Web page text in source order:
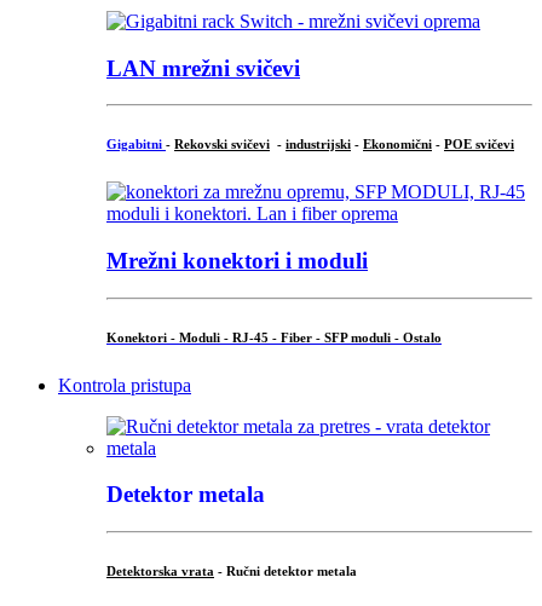
LAN mrežni svičevi
Gigabitni - Rekovski svičevi - industrijski - Ekonomični - POE svičevi
Mrežni konektori i moduli
Konektori - Moduli - RJ-45 - Fiber - SFP moduli - Ostalo
Kontrola pristupa
Detektor metala
Detektorska vrata - Ručni detektor metala